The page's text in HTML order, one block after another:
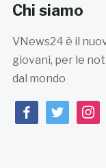
Chi siamo
VNews24 è il
giovani, per le
dal mondo
facebooktwitter